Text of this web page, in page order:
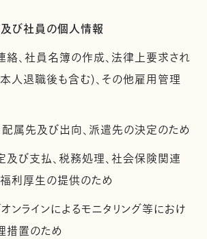
び社員の個人情報
絡、社員名簿の作成、法律上要求され
人退職後も含む)、その他雇用管理
配属先及び出向、派遣先の決定のため
及び支払、税務処理、社会保険関連
福利厚生の提供のため
オンラインによるモニタリング等におけ
措置のため